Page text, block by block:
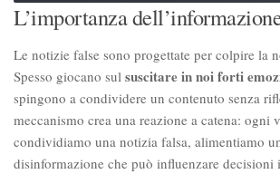
L’importanza
Le notizie false sono progettate per colpire la
Spesso giocano sul suscitare in noi forti
spingono a condividere un contenuto senza
meccanismo crea una reazione a catena: ogni
condividiamo una notizia falsa, alimentiamo
disinformazione che può influenzare